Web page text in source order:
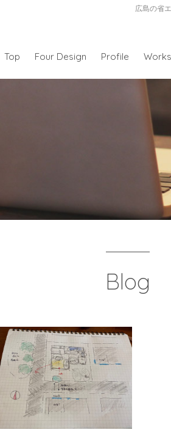
広島の省
Top Four Design Profile Works
Blog